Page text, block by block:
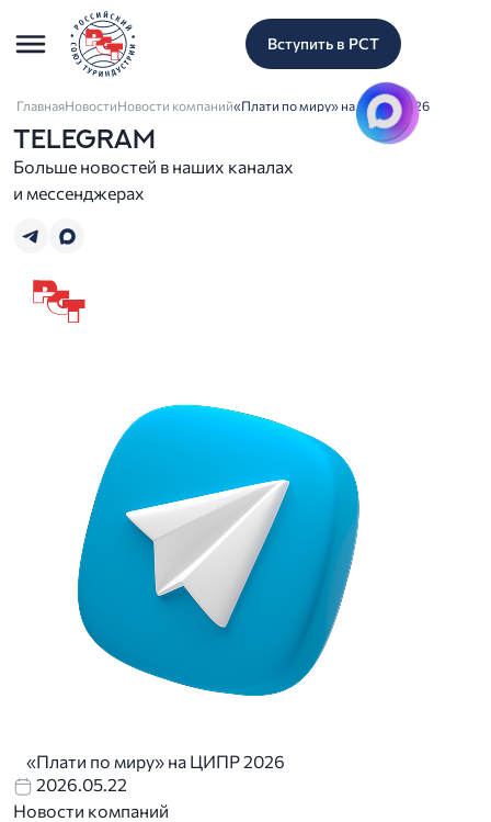
Вступить в РСТ
ГлавнаяНовостиНовости компаний«Плати по миру» на ЦИПР 2026
TELEGRAM
Больше новостей в наших каналах
и мессенджерах
«Плати по миру» на ЦИПР 2026
2026.05.22
Новости компаний